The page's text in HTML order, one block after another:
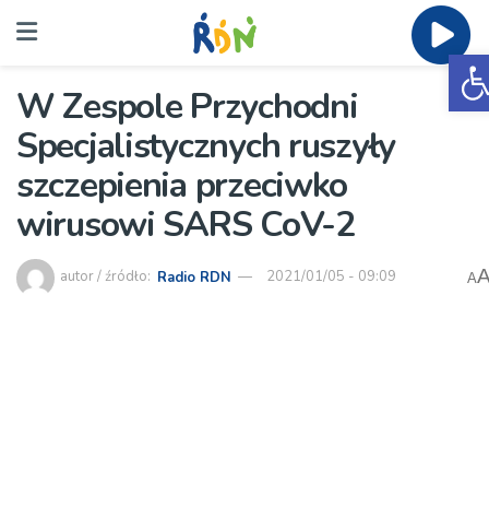
W Zespole Przychodni
Specjalistycznych ruszyły
szczepienia przeciwko
wirusowi SARS CoV-2
autor / źródło: Radio RDN 2021/01/05 - 09:09 A